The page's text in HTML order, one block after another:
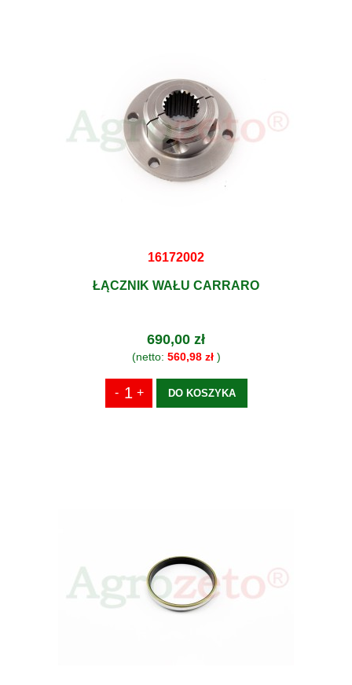
16172002
ŁĄCZNIK WAŁU CARRARO
690,00 zł
(netto: 560,98 zł)
DO KOSZYKA